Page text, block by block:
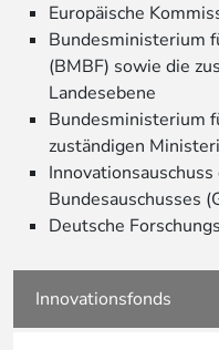
Europäische
Bundesministerium
(BMBF) sowie die
Landesebene
Bundesministerium
zuständigen
Bundesauschusses
Deutsche
Innovationsfonds